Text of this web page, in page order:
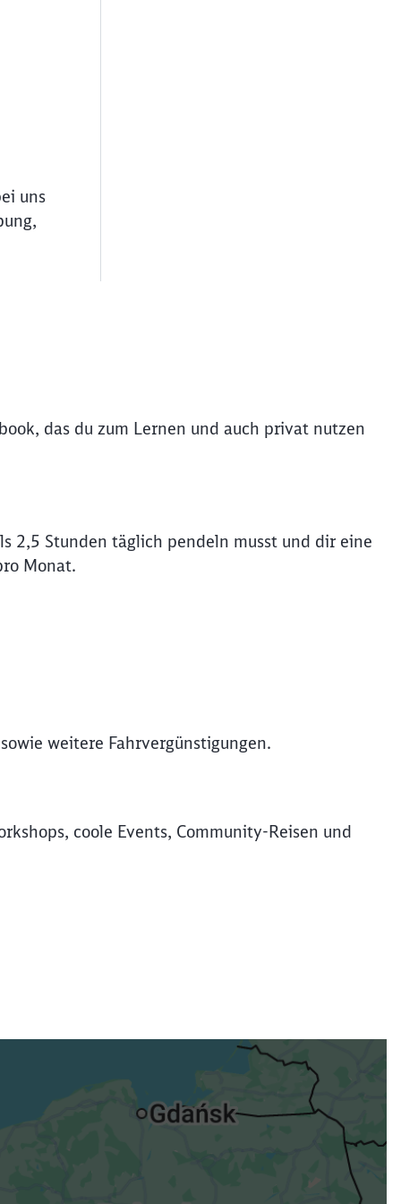
uns
das du zum Lernen und auch privat nutzen
2,5 Stunden täglich pendeln musst und dir eine
Monat.
weitere Fahrvergünstigungen.
coole Events, Community-Reisen und